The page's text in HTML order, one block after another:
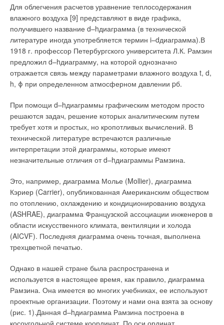
Для облегчения расчетов уравнение теплосодержания
влажного воздуха [9] представляют в виде графика,
получившего название d–hдиаграмма (в технической
литературе иногда употребляется термин i–dдиаграмма).В
1918 г. профессор Петербургского университета Л.К. Рамзин
предложил d–hдиаграмму, на которой однозначно
отражается связь между параметрами влажного воздуха t, d,
h, ϕ при определенном атмосферном давлении pб.
При помощи d–hдиаграммы графическим методом просто
решаются задач, решение которых аналитическим путем
требует хотя и простых, но кропотливых вычислений. В
технической литературе встречаются различные
интерпретации этой диаграммы, которые имеют
незначительные отличия от d–hдиаграммы Рамзина.
Это, например, диаграмма Молье (Mollier), диаграмма
Кэриер (Carrier), опубликованная Американским обществом
по отоплению, охлаждению и кондиционированию воздуха
(ASHRAE), диаграмма Французской ассоциации инженеров в
области искусственного климата, вентиляции и холода
(AICVF). Последняя диаграмма очень точная, выполнена
трехцветной печатью.
Однако в нашей стране была распространена и
используется в настоящее время, как правило, диаграмма
Рамзина. Она имеется во многих учебниках, ее используют
проектные организации. Поэтому и нами она взята за основу
(рис. 1).Данная d–hдиаграмма Рамзина построена в
деятельности учреждения. Руководители предприятий,
интересующиеся энергосберегающими технологиями,
смогут найти там множество полезной информации, а
рядовые потребители — узнать, как оптимизировать свои
коммунальные расходы. Чтобы обеспечить успешное
претворение в жизнь новых разработок в сфере
энергосбережения, необходимы современные инструменты
технического регулирования.
В связи с этим показательна инициатива Ассоциации
строителей г. Екатеринбурга и Союза предприятий
строительной индустрии Свердловской области.
Представители организаций выступили с предложением о
создании Экспертного совета в области проверки качества
выполнения стандартов. Как поясняет член совета Марина
регулирования действий участников рынка в области
строительства. Члены экспертного совета получат право
проверять соответствие объектов требованиям нормативов,
в т.ч. и по энергосбережению.
В случае обнаружения каких-либо нарушений информация о
них будет немедленно доводиться до широких слоев
представить себе более эффективный механизм
регулирования рынка. Безусловно, динамичное развитие
современных технологий невозможно без тесного контакта и
обмена опытом с другими регионами. Сегодня Свердловская
область является центром проведения многих федеральных
и международных конференций, семинаров, симпозиумов и